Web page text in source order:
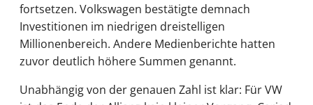
fortsetzen. Volkswagen bestätigte demnach
Investitionen im niedrigen dreistelligen
Millionenbereich. Andere Medienberichte hatten
zuvor deutlich höhere Summen genannt.
Unabhängig von der genauen Zahl ist klar: Für VW